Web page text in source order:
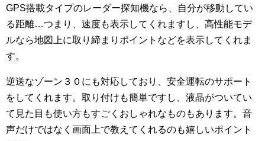
GPS搭載タイプのレーダー探知機なら、自分が移動してい
る距離…つまり、速度も表示してくれますし、高性能モデ
ルなら地図上に取り締まりポイントなどを表示してくれま
す。
逆送なゾーン３０にも対応しており、安全運転のサポート
をしてくれます。取り付けも簡単ですし、液晶がついてい
て見た目も使い方もすごくおしゃれなものもあります。音
声だけではなく画面上で教えてくれるのも嬉しいポイント